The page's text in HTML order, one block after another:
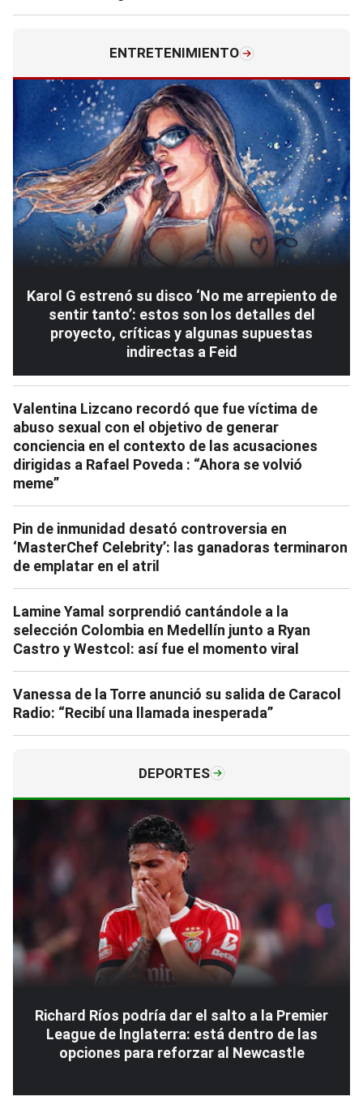
ENTRETENIMIENTO
Karol G estrenó su disco ‘No me arrepiento de
sentir tanto’: estos son los detalles del
proyecto, críticas y algunas supuestas
indirectas a Feid
Valentina Lizcano recordó que fue víctima de
abuso sexual con el objetivo de generar
conciencia en el contexto de las acusaciones
dirigidas a Rafael Poveda : “Ahora se volvió
meme”
Pin de inmunidad desató controversia en
‘MasterChef Celebrity’: las ganadoras terminaron
de emplatar en el atril
Lamine Yamal sorprendió cantándole a la
selección Colombia en Medellín junto a Ryan
Castro y Westcol: así fue el momento viral
Vanessa de la Torre anunció su salida de Caracol
Radio: “Recibí una llamada inesperada”
DEPORTES
Richard Ríos podría dar el salto a la Premier
League de Inglaterra: está dentro de las
opciones para reforzar al Newcastle